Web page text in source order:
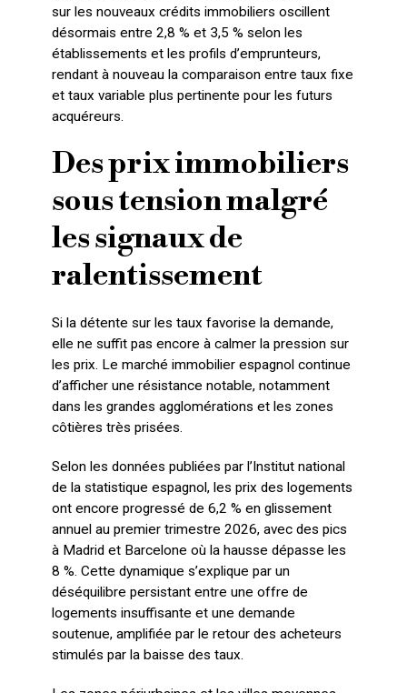
sur les nouveaux crédits immobiliers oscillent
désormais entre 2,8 % et 3,5 % selon les
établissements et les profils d’emprunteurs,
rendant à nouveau la comparaison entre taux fixe
et taux variable plus pertinente pour les futurs
acquéreurs.
Des prix immobiliers
sous tension malgré
les signaux de
ralentissement
Si la détente sur les taux favorise la demande,
elle ne suffit pas encore à calmer la pression sur
les prix. Le marché immobilier espagnol continue
d’afficher une résistance notable, notamment
dans les grandes agglomérations et les zones
côtières très prisées.
Selon les données publiées par l’Institut national
de la statistique espagnol, les prix des logements
ont encore progressé de 6,2 % en glissement
annuel au premier trimestre 2026, avec des pics
à Madrid et Barcelone où la hausse dépasse les
8 %. Cette dynamique s’explique par un
déséquilibre persistant entre une offre de
logements insuffisante et une demande
soutenue, amplifiée par le retour des acheteurs
stimulés par la baisse des taux.